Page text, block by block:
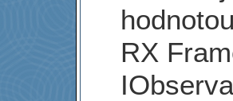
RX